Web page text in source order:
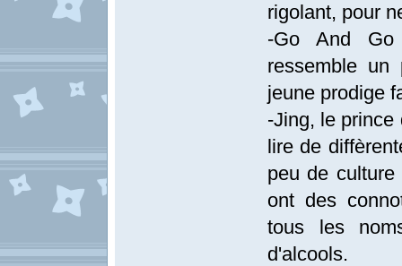
rigolant, pour
-Go And Go
ressemble
jeune prodige
-Jing, le prince
lire de
peu de
ont des
tous les
d'alcools.